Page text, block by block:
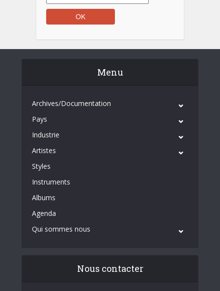
Menu
Archives/Documentation
Pays
Industrie
Artistes
Styles
Instruments
Albums
Agenda
Qui sommes nous
Nous contacter